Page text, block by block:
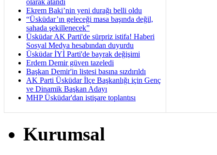
Ekrem Baki’nin yeni durağı belli oldu
“Üsküdar’ın geleceği masa başında değil,
sahada şekillenecek”
Üsküdar AK Parti'de sürpriz istifa! Haberi
Sosyal Medya hesabından duyurdu
Üsküdar İYİ Parti'de bayrak değişimi
Erdem Demir güven tazeledi
Başkan Demir'in listesi basına sızdırıldı
AK Parti Üsküdar İlçe Başkanlığı için Genç
ve Dinamik Başkan Adayı
MHP Üsküdar'dan istişare toplantısı
Kurumsal